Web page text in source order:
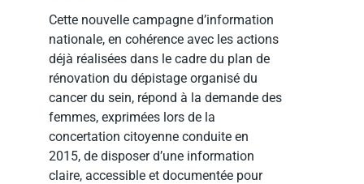
Cette nouvelle campagne d’information
nationale, en cohérence avec les actions
déjà réalisées dans le cadre du plan de
rénovation du dépistage organisé du
cancer du sein, répond à la demande des
femmes, exprimées lors de la
concertation citoyenne conduite en
2015, de disposer d’une information
claire, accessible et documentée pour